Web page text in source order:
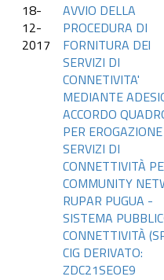
18-
12-
2017
AVVIO DELLA
PROCEDURA DI
FORNITURA DEl
SERVIZI DI
CONNETIVITA'
MEDIANTE
ACCORDO
PER
SERVIZI DI
CONNETTIVITÀ
COMMUNITY
RUPAR PUGUA -
SISTEMA
CONNETTIVITÀ
CIG DERIVATO:
ZDC21SEOE9